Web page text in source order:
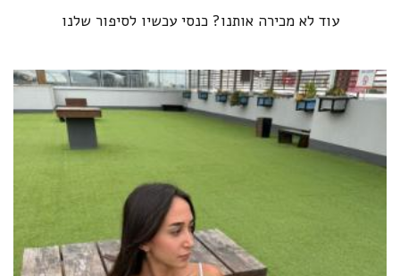
עוד לא מכירה אותנו? כנסי עכשיו לסיפור שלנו